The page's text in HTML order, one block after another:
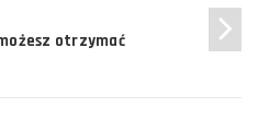
otrzymać